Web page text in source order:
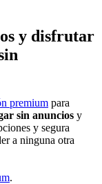
y disfrutar
premium para
sin anuncios y
y segura
a ninguna otra
.